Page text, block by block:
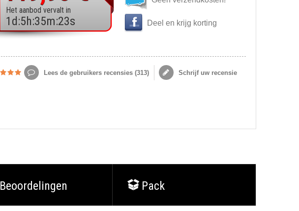
Het aanbod vervalt in
1 d :5h:35m:21s Deel en krijg korting
Lees de gebruikers recensies (313) Schrijf uw recensie
Beoordelingen Pack